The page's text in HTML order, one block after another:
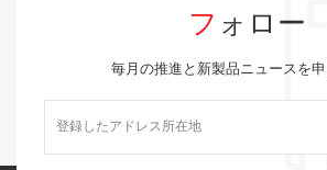
フォロー
毎月の推進と新製品ニュースを